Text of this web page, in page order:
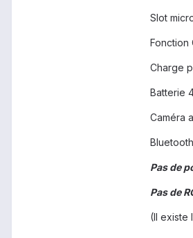
Slot
Fonction
Charge
Batterie
Caméra
Bluetooth
Pas de
Pas de
(Il existe